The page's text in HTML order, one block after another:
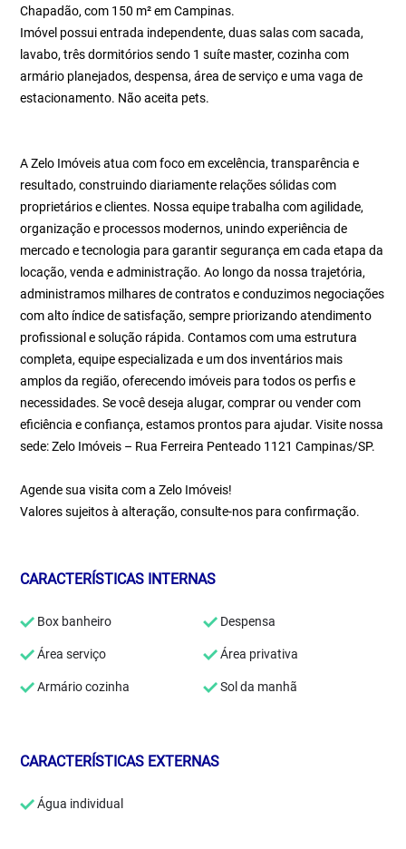
Chapadão, com 150 m² em Campinas.
Imóvel possui entrada independente, duas salas com sacada,
lavabo, três dormitórios sendo 1 suíte master, cozinha com
armário planejados, despensa, área de serviço e uma vaga de
estacionamento. Não aceita pets.
A Zelo Imóveis atua com foco em excelência, transparência e
resultado, construindo diariamente relações sólidas com
proprietários e clientes. Nossa equipe trabalha com agilidade,
organização e processos modernos, unindo experiência de
mercado e tecnologia para garantir segurança em cada etapa da
locação, venda e administração. Ao longo da nossa trajetória,
administramos milhares de contratos e conduzimos negociações
com alto índice de satisfação, sempre priorizando atendimento
profissional e solução rápida. Contamos com uma estrutura
completa, equipe especializada e um dos inventários mais
amplos da região, oferecendo imóveis para todos os perfis e
necessidades. Se você deseja alugar, comprar ou vender com
eficiência e confiança, estamos prontos para ajudar. Visite nossa
sede: Zelo Imóveis – Rua Ferreira Penteado 1121 Campinas/SP.
Agende sua visita com a Zelo Imóveis!
Valores sujeitos à alteração, consulte-nos para confirmação.
CARACTERÍSTICAS INTERNAS
Box banheiro Despensa
Área serviço Área privativa
Armário cozinha Sol da manhã
CARACTERÍSTICAS EXTERNAS
Água individual